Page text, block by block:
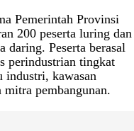
Pemerintah Provinsi
200 peserta luring dan
daring. Peserta berasal
perindustrian tingkat
industri, kawasan
pembangunan.